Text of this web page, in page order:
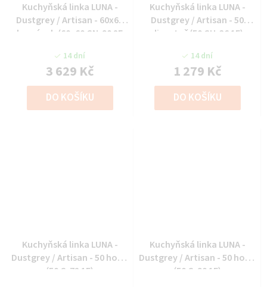
Kuchyňská linka LUNA -
Dustgrey / Artisan - 60x60
horní roh (60x60 GN-90 2F
14 dní
3 629 Kč
DO KOŠÍKU
Kuchyňská linka LUNA -
Dustgrey / Artisan - 50
digestoř (50 GU-36 1F)
14 dní
1 279 Kč
DO KOŠÍKU
Kuchyňská linka LUNA -
Dustgrey / Artisan - 50 horní
(50 G-72 1F)
Kuchyňská linka LUNA -
Dustgrey / Artisan - 50 horní
(50 G-90 1F)